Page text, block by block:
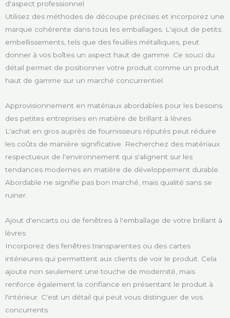
d'aspect professionnel
Utilisez des méthodes de découpe précises et incorporez une
marque cohérente dans tous les emballages. L'ajout de petits
embellissements, tels que des feuilles métalliques, peut
donner à vos boîtes un aspect haut de gamme. Ce souci du
détail permet de positionner votre produit comme un produit
haut de gamme sur un marché concurrentiel.
Approvisionnement en matériaux abordables pour les besoins
des petites entreprises en matière de brillant à lèvres
L'achat en gros auprès de fournisseurs réputés peut réduire
les coûts de manière significative. Recherchez des matériaux
respectueux de l'environnement qui s'alignent sur les
tendances modernes en matière de développement durable.
Abordable ne signifie pas bon marché, mais qualité sans se
ruiner.
Ajout d'encarts ou de fenêtres à l'emballage de votre brillant à
lèvres
Incorporez des fenêtres transparentes ou des cartes
intérieures qui permettent aux clients de voir le produit. Cela
ajoute non seulement une touche de modernité, mais
renforce également la confiance en présentant le produit à
l'intérieur. C'est un détail qui peut vous distinguer de vos
concurrents.